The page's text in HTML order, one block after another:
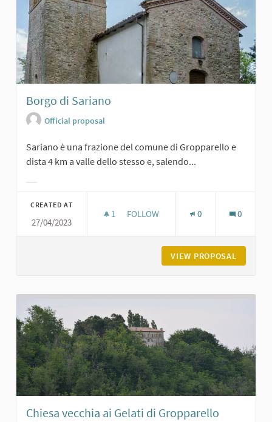
Borgo di Sariano
Official proposal
Sariano è una frazione del comune di Gropparello e
dista 4 km a valle dello stesso e, salendo...
CREATED AT
27/04/2023
1 1 FOLLOWER
FOLLOW 0 0
VIEW PROPOSAL
Chiesa vecchia ai Gelati di Gropparello